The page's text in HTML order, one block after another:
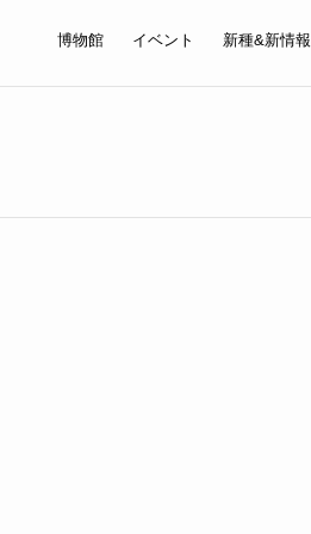
博物館 イベント 新種&新情報